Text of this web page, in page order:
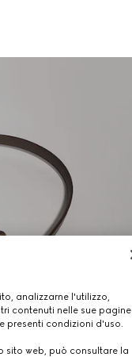
analizzarne l'utilizzo,
contenuti nelle sue pagine
presenti condizioni d'uso.
sito web, può consultare la